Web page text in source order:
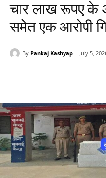
चार लाख रूपए के
समेत एक आरोपी
By Pankaj Kashyap July 5,